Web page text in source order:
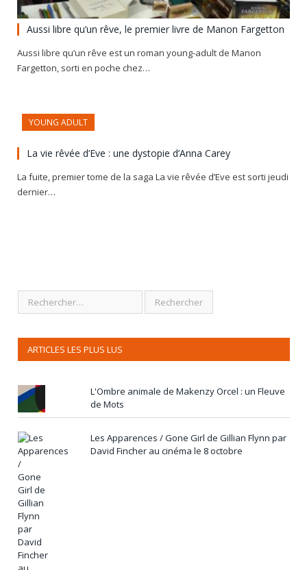
Aussi libre qu’un rêve, le premier livre de Manon Fargetton
Aussi libre qu’un rêve est un roman young-adult de Manon
Fargetton, sorti en poche chez…
YOUNG ADULT
La vie rêvée d’Eve : une dystopie d’Anna Carey
La fuite, premier tome de la saga La vie rêvée d’Eve est sorti jeudi
dernier…
ARTICLES LES PLUS LUS
L'Ombre animale de Makenzy Orcel : un Fleuve
de Mots
Les Apparences / Gone Girl de Gillian Flynn par
David Fincher au cinéma le 8 octobre